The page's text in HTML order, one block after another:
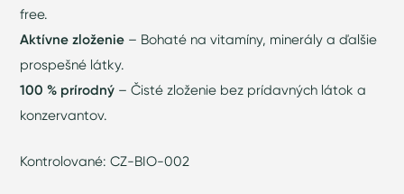
free.
Aktívne zloženie – Bohaté na vitamíny, minerály a ďalšie
prospešné látky.
100 % prírodný – Čisté zloženie bez prídavných látok a
konzervantov.
Kontrolované: CZ-BIO-002